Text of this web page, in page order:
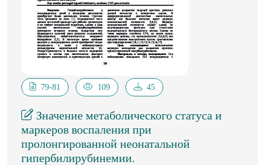
79-81 109 45
Значение метаболического статуса и
маркеров воспаления при
пролонгированной неонатальной
гипербилирубинемии.